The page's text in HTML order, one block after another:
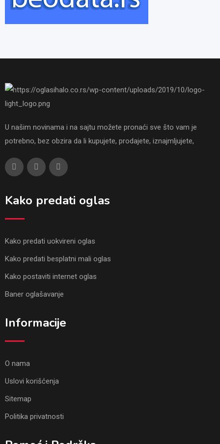
U našim novinama i na sajtu možete pronaći sve što vam je
potrebno, bez obzira da li kupujete, prodajete, iznajmljujete,
Kako predati oglas
Kako predati uokvireni oglas
Kako predati besplatni mali oglas
Kako postaviti internet oglas
Baner oglašavanje
Informacije
O nama
Uslovi korišćenja
Sitemap
Politika privatnosti